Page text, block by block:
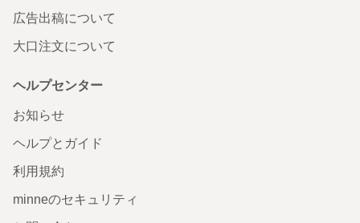
広告出稿について
大口注文について
ヘルプセンター
お知らせ
ヘルプとガイド
利用規約
minneのセキュリティ